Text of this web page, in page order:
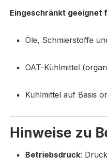
Eingeschränkt geeignet
Öle, Schmierstoffe
OAT-Kühlmittel
Kühlmittel auf Basis
Hinweise zu
Betriebsdruck: